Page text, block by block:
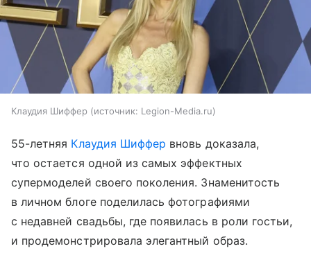
Клаудия Шиффер источник: Legion-Media.ru
55-летняя Клаудия Шиффер вновь доказала,
что остается одной из самых эффектных
супермоделей своего поколения. Знаменитость
в личном блоге поделилась фотографиями
с недавней свадьбы, где появилась в роли гостьи,
и продемонстрировала элегантный образ.